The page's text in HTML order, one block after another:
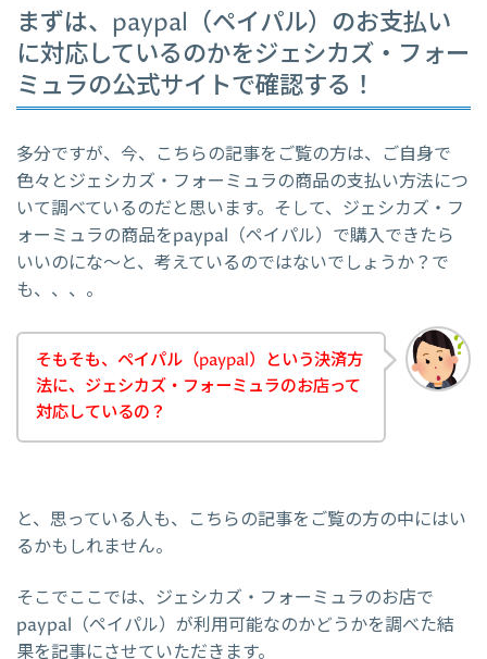
まずは、paypal（ペイパル）のお支払い
に対応しているのかをジェシカズ・フォー
ミュラの公式サイトで確認する！
多分ですが、今、こちらの記事をご覧の方は、ご自身で
色々とジェシカズ・フォーミュラの商品の支払い方法につ
いて調べているのだと思います。そして、ジェシカズ・フ
ォーミュラの商品をpaypal（ペイパル）で購入できたら
いいのにな～と、考えているのではないでしょうか？で
も、、、。
そもそも、ペイパル（paypal）という決済方
法に、ジェシカズ・フォーミュラのお店って
対応しているの？
と、思っている人も、こちらの記事をご覧の方の中にはい
るかもしれません。
そこでここでは、ジェシカズ・フォーミュラのお店で
paypal（ペイパル）が利用可能なのかどうかを調べた結
果を記事にさせていただきます。